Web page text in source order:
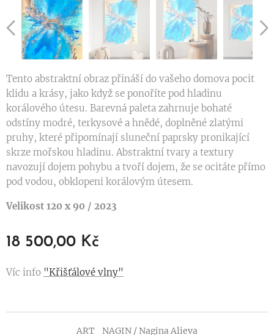
Tento abstraktní obraz přináší do vašeho domova pocit
klidu a krásy, jako když se ponoříte pod hladinu
korálového útesu. Barevná paleta zahrnuje bohaté
odstíny modré, terkysové a hnědé, doplněné zlatými
pruhy, které připomínají sluneční paprsky pronikající
skrze mořskou hladinu. Abstraktní tvary a textury
navozují dojem pohybu a tvoří dojem, že se ocitáte přímo
pod vodou, obklopeni korálovým útesem.
Velikost 120 x 90 / 2023
18 500,00 Kč
Víc info "Křišťálové vlny"
ART_NAGIN / Nagina Alieva